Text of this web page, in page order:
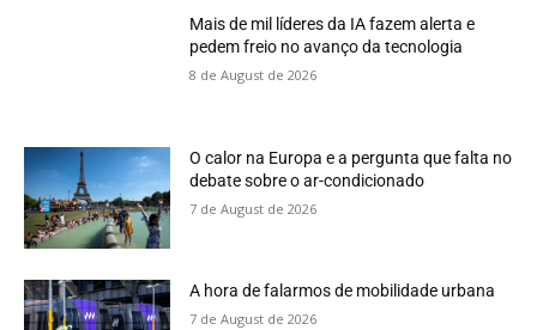
Mais de mil líderes da IA fazem alerta e
pedem freio no avanço da tecnologia
8 de August de 2026
O calor na Europa e a pergunta que falta no
debate sobre o ar-condicionado
7 de August de 2026
A hora de falarmos de mobilidade urbana
7 de August de 2026